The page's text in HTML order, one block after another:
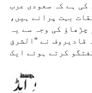
کی ہے کہ سعودی عرب
بہت پرانے ہیں،
کی وجہ سے یہ
قادیروف نے "الشرق